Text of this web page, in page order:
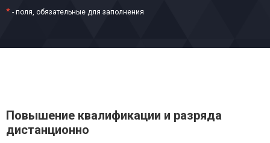
* - поля, обязательные для заполнения
Повышение квалификации и разряда
дистанционно